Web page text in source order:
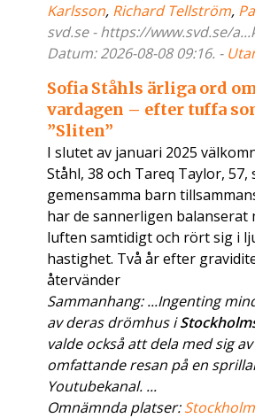
Karlsson, Richard Tellström,
svd.se - https://www.svd.se/
Datum: 2026-08-08 09:16. -
Sofia Ståhls ärliga ord
vardagen – efter tuffa
”Sliten”
I slutet av januari 2025
Ståhl, 38 och Tareq Taylor,
gemensamma barn
har de sannerligen balanserat
luften samtidigt och rört sig i
hastighet. Två år efter
återvänder
Sammanhang: ...Ingenting
av deras drömhus i
valde också att dela med sig
omfattande resan på en
Youtubekanal. ...
Omnämnda platser: